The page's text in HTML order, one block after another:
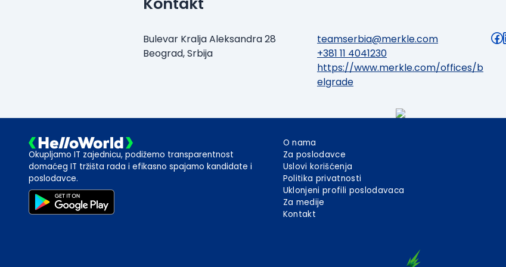
Bulevar Kralja Aleksandra 28
Beograd, Srbija
teamserbia@merkle.com
+381 11 4041230
https://www.merkle.com/offices/b
elgrade
Okupljamo IT zajednicu, podižemo transparentnost
domaćeg IT tržišta rada i efikasno spajamo kandidate i
poslodavce.
O nama
Za poslodavce
Uslovi korišćenja
Politika privatnosti
Uklonjeni profili poslodavaca
Za medije
Kontakt